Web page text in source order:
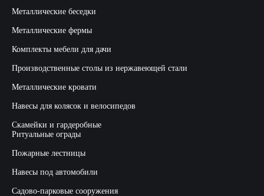
Металлические беседки
Металлические фермы
Комплекты мебели для дачи
Производственные столы из нержавеющей стали
Металлические кровати
Навесы для колясок и велосипедов
Скамейки и гардеробные
Ритуальные ограды
Пожарные лестницы
Навесы под автомобили
Садово-парковые сооружения